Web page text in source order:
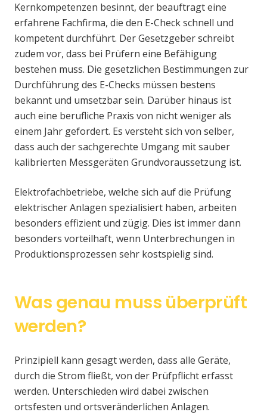
Kernkompetenzen besinnt, der beauftragt eine
erfahrene Fachfirma, die den E-Check schnell und
kompetent durchführt. Der Gesetzgeber schreibt
zudem vor, dass bei Prüfern eine Befähigung
bestehen muss. Die gesetzlichen Bestimmungen zur
Durchführung des E-Checks müssen bestens
bekannt und umsetzbar sein. Darüber hinaus ist
auch eine berufliche Praxis von nicht weniger als
einem Jahr gefordert. Es versteht sich von selber,
dass auch der sachgerechte Umgang mit sauber
kalibrierten Messgeräten Grundvoraussetzung ist.
Elektrofachbetriebe, welche sich auf die Prüfung
elektrischer Anlagen spezialisiert haben, arbeiten
besonders effizient und zügig. Dies ist immer dann
besonders vorteilhaft, wenn Unterbrechungen in
Produktionsprozessen sehr kostspielig sind.
Was genau muss überprüft
werden?
Prinzipiell kann gesagt werden, dass alle Geräte,
durch die Strom fließt, von der Prüfpflicht erfasst
werden. Unterschieden wird dabei zwischen
ortsfesten und ortsveränderlichen Anlagen.